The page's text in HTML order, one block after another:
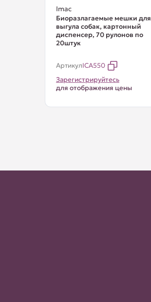
Imac
Биоразлагаемые мешки для
выгула собак, картонный
диспенсер, 70 рулонов по
20штук
АртикулICA550
Зарегистрируйтесь
для отображения цены